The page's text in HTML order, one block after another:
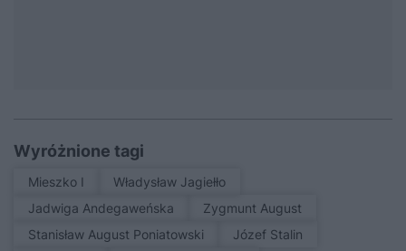
Wyróżnione tagi
Mieszko I
Władysław Jagiełło
Jadwiga Andegaweńska
Zygmunt August
Stanisław August Poniatowski
Józef Stalin